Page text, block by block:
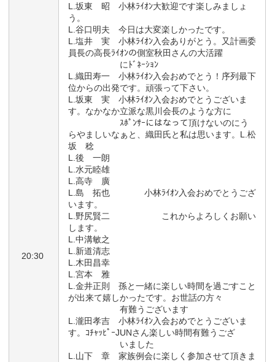
20:30
L.坂東 昭 小林ﾗｲｵﾝ大歓迎です楽しみましょ
う。
L.谷口明夫 今日は大変楽しかったです。
L.塩井 実 小林ﾗｲｵﾝ入会ありがとう。又計画委
員長の高長ﾗｲｵﾝの側室秋田さんの大活躍
にﾄﾞﾈｰｼｮﾝ
L.織田寿一 小林ﾗｲｵﾝ入会おめでとう！序列最下
位からの出発です。頑張って下さい。
L.坂東 実 小林ﾗｲｵﾝ入会おめでとうございま
す。なかなか立派な黒川会長のような方に
ｽﾎﾟﾝｻｰにはなって頂けないのにう
らやましいなぁと、織田氏と私は思います。L.松
坂 稔
L.後 一朗
L.水元睦雄
L.高寺 廣
L.島 拓也 小林ﾗｲｵﾝ入会おめでとうござ
います。
L.野尻賢二 これからよろしくお願い
します。
L.中溝敏之
L.新道清志
L.木田昌幸
L.宮本 雅
L.金井正則 孫と一緒に楽しい時間を過ごすこと
が出来て嬉しかったです。お世話の方々
有難うございます
L.瀧田孝吉 小林ﾗｲｵﾝ入会おめでとうございま
す。ｺﾁｬｯﾋﾟｰJUNさん楽しい時間有難うござ
いました
L.山下 章 家族例会に楽しく参加させて頂きま